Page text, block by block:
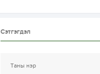
Сэтгэгдэл